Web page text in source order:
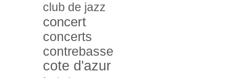
club de jazz
concert
concerts
contrebasse
cote d'azur